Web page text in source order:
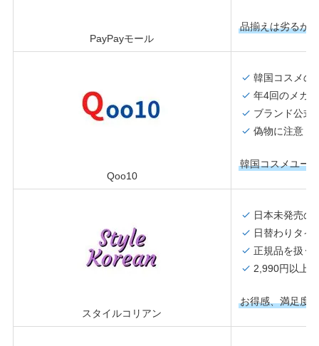
PayPayモール
品揃えは劣るが
Qoo10
韓国コスメの
年4回のメガ
ブランド公式
偽物に注意
韓国コスメユー
スタイルコリアン
日本未発売の
日替わりタイ
正規品を扱う
2,990円以上
お得感、満足度